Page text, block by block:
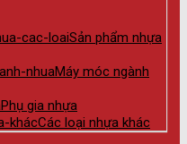
Sản phẩm nhựa
Máy móc ngành
Phụ gia nhựa
Các loại nhựa khác